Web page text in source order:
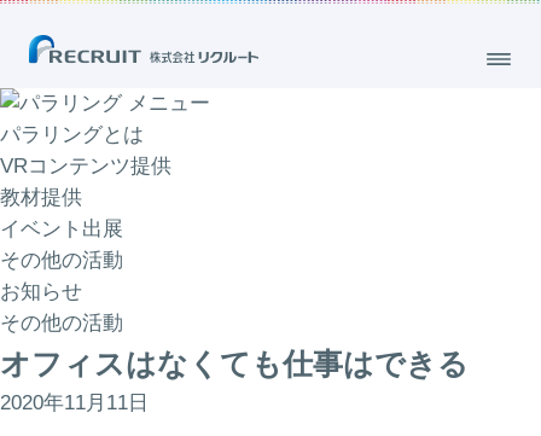
メニュー
パラリングとは
VRコンテンツ提供
教材提供
イベント出展
その他の活動
お知らせ
その他の活動
オフィスはなくても仕事はできる
2020年11月11日